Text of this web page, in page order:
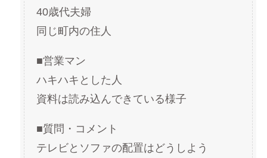
40歳代夫婦
同じ町内の住人
■営業マン
ハキハキとした人
資料は読み込んできている様子
■質問・コメント
テレビとソファの配置はどうしよう